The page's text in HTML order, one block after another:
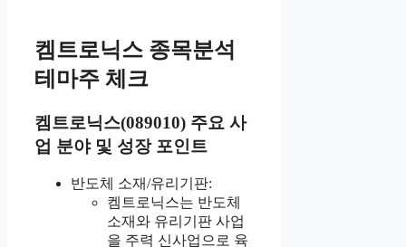
켐트로닉스 종목분석
테마주 체크
켐트로닉스(089010) 주요 사
업 분야 및 성장 포인트
반도체 소재/유리기판:
켐트로닉스는 반도체
소재와 유리기판 사업
을 주력 신사업으로 육